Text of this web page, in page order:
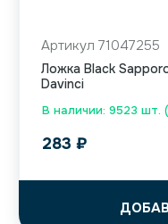
В наличии: 9523 шт.
Артикул 71047255
Ложка Black
Davinci
283 ₽